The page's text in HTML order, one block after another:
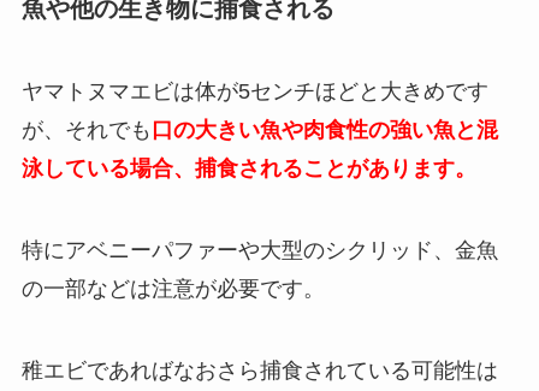
魚や他の生き物に捕食される
ヤマトヌマエビは体が5センチほどと大きめです
が、それでも 口の大きい魚や肉食性の強い魚と混
泳している場合、捕食されることがあります。
特にアベニーパファーや大型のシクリッド、金魚
の一部などは注意が必要です。
稚エビであればなおさら捕食されている可能性は